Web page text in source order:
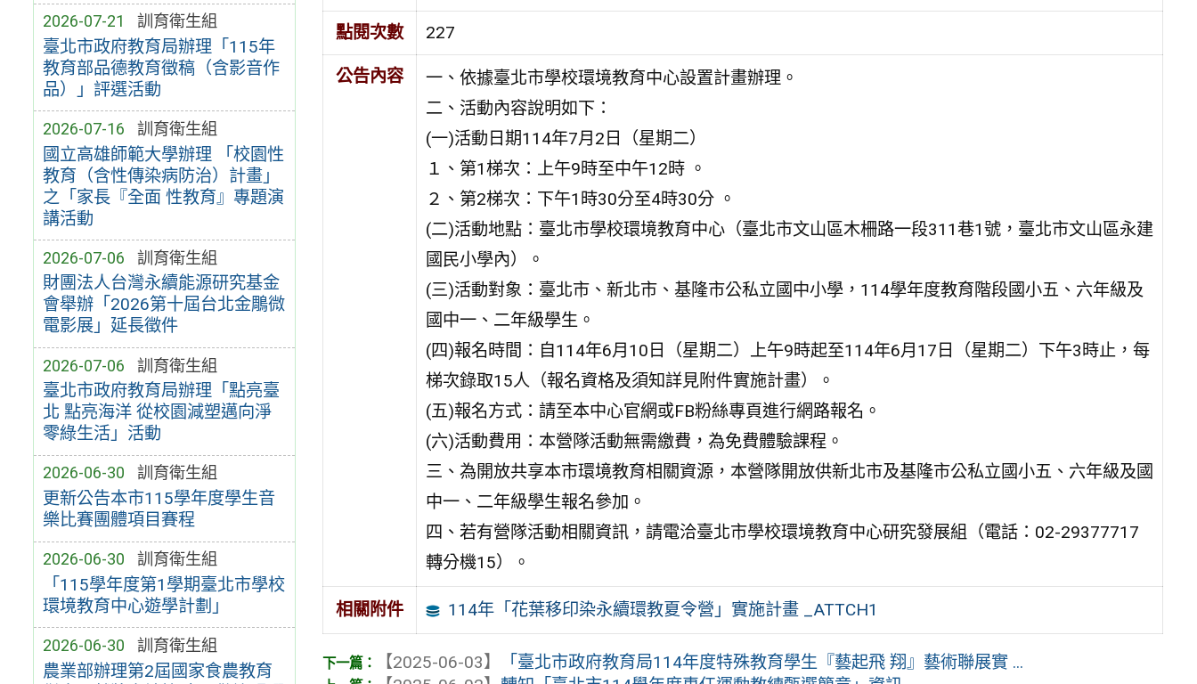
2026-07-21 訓育衛生組
臺北市政府教育局辦理「115年
教育部品德教育徵稿（含影音作
品）」評選活動
2026-07-16 訓育衛生組
國立高雄師範大學辦理 「校園性
教育（含性傳染病防治）計畫」
之「家長『全面 性教育』專題演
講活動
2026-07-06 訓育衛生組
財團法人台灣永續能源研究基金
會舉辦「2026第十屆台北金鵰微
電影展」延長徵件
2026-07-06 訓育衛生組
臺北市政府教育局辦理「點亮臺
北 點亮海洋 從校園減塑邁向淨
零綠生活」活動
2026-06-30 訓育衛生組
更新公告本市115學年度學生音
樂比賽團體項目賽程
2026-06-30 訓育衛生組
「115學年度第1學期臺北市學校
環境教育中心遊學計劃」
2026-06-30 訓育衛生組
農業部辦理第2屆國家食農教育
點閱次數 227
公告內容
一、依據臺北市學校環境教育中心設置計畫辦理。
二、活動內容說明如下：
(一)活動日期114年7月2日（星期二）
１、第1梯次：上午9時至中午12時 。
２、第2梯次：下午1時30分至4時30分 。
(二)活動地點：臺北市學校環境教育中心（臺北市文山區木柵路一段311巷1號，臺北市文山區永建
國民小學內）。
(三)活動對象：臺北市、新北市、基隆市公私立國中小學，114學年度教育階段國小五、六年級及
國中一、二年級學生。
(四)報名時間：自114年6月10日（星期二）上午9時起至114年6月17日（星期二）下午3時止，每
梯次錄取15人（報名資格及須知詳見附件實施計畫）。
(五)報名方式：請至本中心官網或FB粉絲專頁進行網路報名。
(六)活動費用：本營隊活動無需繳費，為免費體驗課程。
三、為開放共享本市環境教育相關資源，本營隊開放供新北市及基隆市公私立國小五、六年級及國
中一、二年級學生報名參加。
四、若有營隊活動相關資訊，請電洽臺北市學校環境教育中心研究發展組（電話：02-29377717
轉分機15）。
相關附件 114年「花葉移印染永續環教夏令營」實施計畫 _ATTCH1
【2025-06-03】
「臺北市政府教育局114年度特殊教育學生『藝起飛 翔』藝術聯展實 ...